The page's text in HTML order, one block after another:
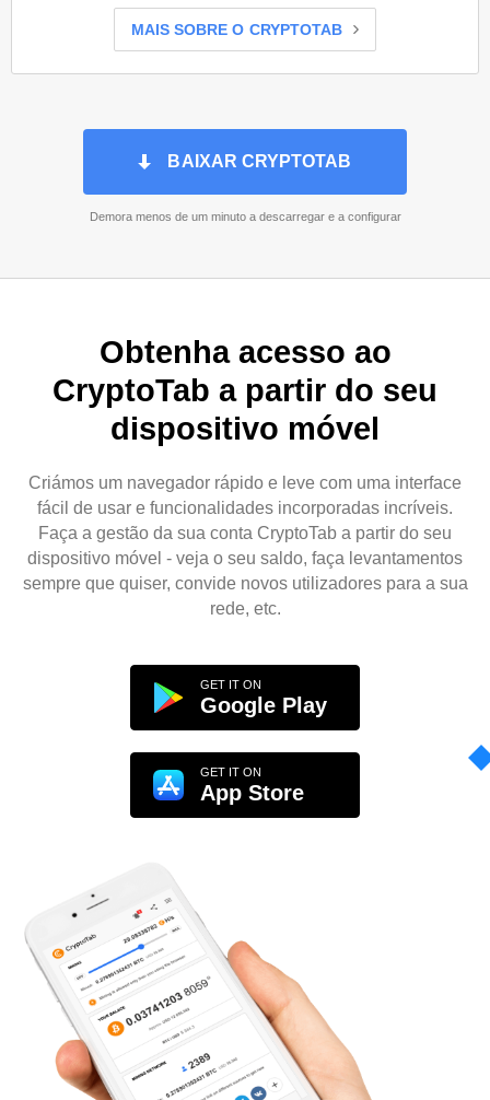
MAIS SOBRE O CRYPTOTAB
BAIXAR CRYPTOTAB
Demora menos de um minuto a descarregar e a configurar
Obtenha acesso ao
CryptoTab a partir do seu
dispositivo móvel
Criámos um navegador rápido e leve com uma interface
fácil de usar e funcionalidades incorporadas incríveis.
Faça a gestão da sua conta CryptoTab a partir do seu
dispositivo móvel - veja o seu saldo, faça levantamentos
sempre que quiser, convide novos utilizadores para a sua
rede, etc.
GET IT ON
Google Play
GET IT ON
App Store